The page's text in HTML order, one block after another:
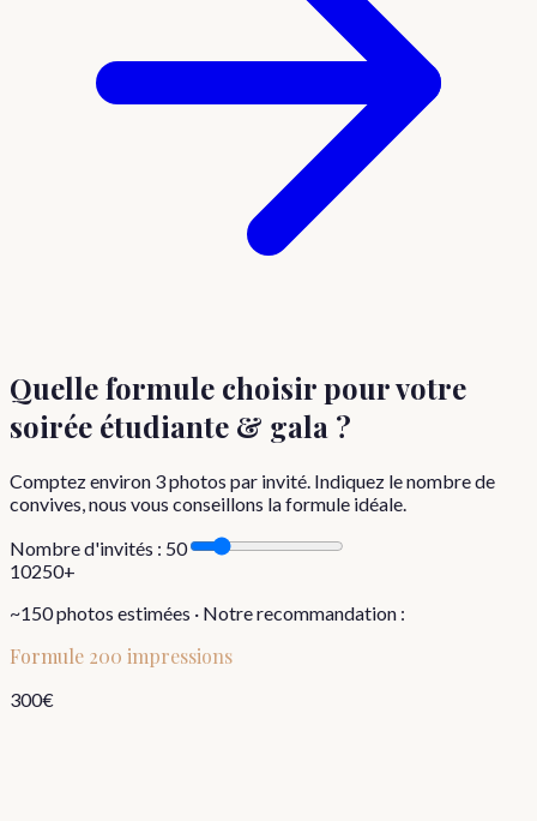
Quelle formule choisirpour votre
soirée étudiante & gala ?
Comptez environ 3photos par invité. Indiquez le nombre de
convives, nous vous conseillons la formule idéale.
Nombre d'invités : 50
10250+
~150photos estimées · Notre recommandation :
Formule 200 impressions
300€